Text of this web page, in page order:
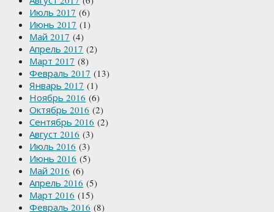
Июль 2017 (6)
Июнь 2017 (1)
Май 2017 (4)
Апрель 2017 (2)
Март 2017 (8)
Февраль 2017 (13)
Январь 2017 (1)
Ноябрь 2016 (6)
Октябрь 2016 (2)
Сентябрь 2016 (2)
Август 2016 (3)
Июль 2016 (3)
Июнь 2016 (5)
Май 2016 (6)
Апрель 2016 (5)
Март 2016 (15)
Февраль 2016 (8)